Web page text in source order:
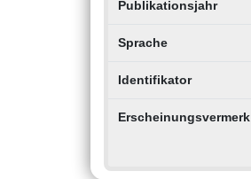
Publikationsjahr
Sprache
Identifikator
Erscheinungsvermerk